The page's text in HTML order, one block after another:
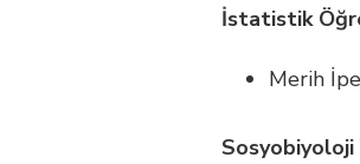
İstatistik
Merih